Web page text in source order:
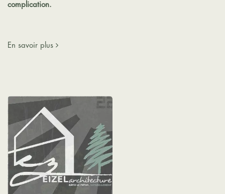
complication. ​
En savoir plus